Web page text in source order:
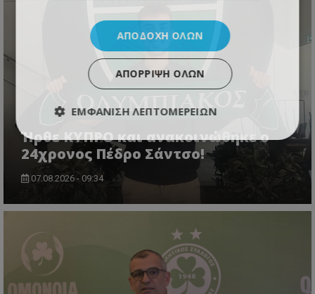
Ήρθε ΚΥΠΡΟ και ανακοινώθηκε ο
24χρονος Πέδρο Σάντσο!
07.08.2026 - 09:34
ΑΠΟΔΟΧΉ ΌΛΩΝ
ΑΠΌΡΡΙΨΗ ΌΛΩΝ
ΕΜΦΆΝΙΣΗ ΛΕΠΤΟΜΕΡΕΙΏΝ